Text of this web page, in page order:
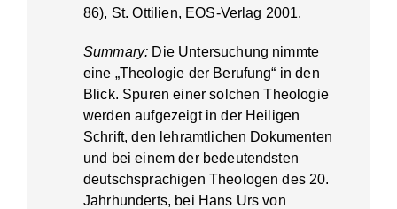
86), St. Ottilien, EOS-Verlag 2001.
Summary: Die Untersuchung nimmte
eine „Theologie der Berufung“ in den
Blick. Spuren einer solchen Theologie
werden aufgezeigt in der Heiligen
Schrift, den lehramtlichen Dokumenten
und bei einem der bedeutendsten
deutschsprachigen Theologen des 20.
Jahrhunderts, bei Hans Urs von